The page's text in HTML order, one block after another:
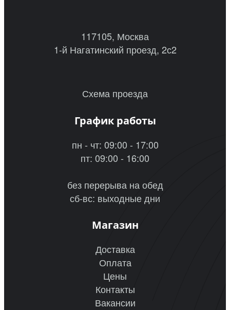
117105, Москва
1-й Нагатинский проезд, 2с2
Схема проезда
График работы
пн - чт: 09:00 - 17:00
пт: 09:00 - 16:00
без перерыва на обед
сб-вс: выходные дни
Магазин
Доставка
Оплата
Цены
Контакты
Вакансии